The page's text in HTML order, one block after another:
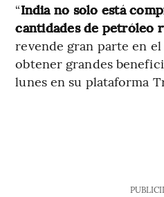
“India no solo está
cantidades de petróleo
revende gran parte en
obtener grandes
lunes en su plataforma